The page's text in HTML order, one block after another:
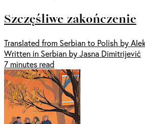
Szczęśliwe zakończenie
Translated from Serbian to Polish by
Written in Serbian by Jasna Dimitrijević
7 minutes read